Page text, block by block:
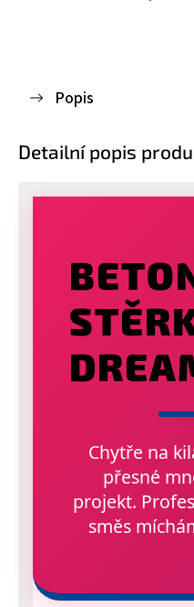
Popis
Detailní popis
Chytře na
přesné
projekt.
směs